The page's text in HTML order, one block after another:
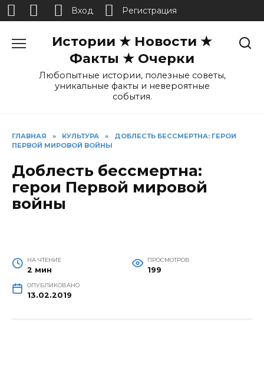
Истории ★ Новости ★
Факты ★ Очерки
Любопытные истории, полезные советы,
уникальные факты и невероятные
события.
ГЛАВНАЯ » КУЛЬТУРА »
ДОБЛЕСТЬ БЕССМЕРТНА: ГЕРОИ
ПЕРВОЙ МИРОВОЙ ВОЙНЫ
Доблесть бессмертна:
герои Первой мировой
войны
НА ЧТЕНИЕ
2 мин
ПРОСМОТРОВ
199
ОПУБЛИКОВАНО
13.02.2019
Вход Регистрация